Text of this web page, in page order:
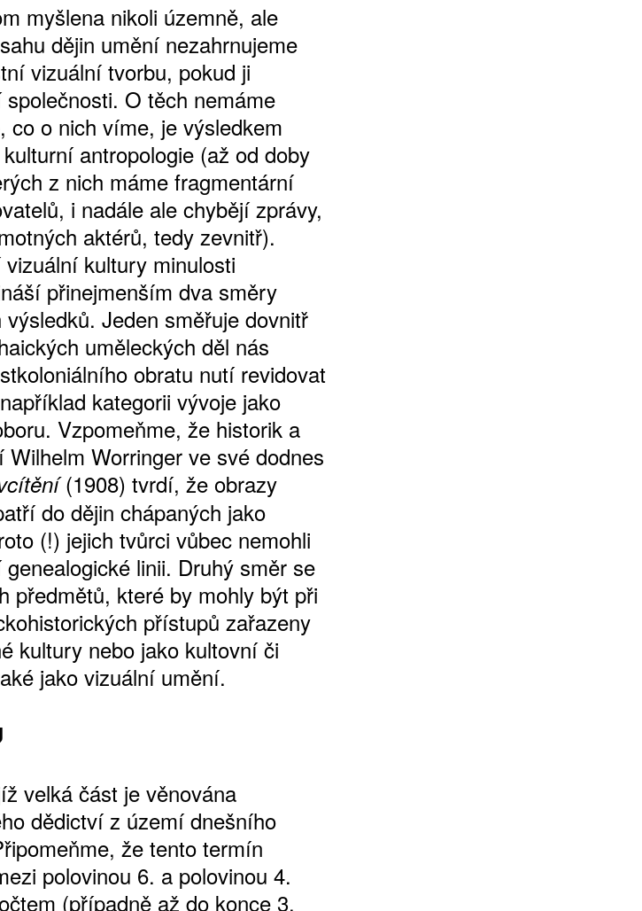
myšlena nikoli územně, ale
dějin umění nezahrnujeme
vizuální tvorbu, pokud ji
O těch nemáme
co o nich víme, je výsledkem
antropologie (až od doby
z nich máme fragmentární
i nadále ale chybějí zprávy,
aktérů, tedy zevnitř).
kultury minulosti
přinejmenším dva směry
Jeden směřuje dovnitř
uměleckých děl nás
obratu nutí revidovat
kategorii vývoje jako
Vzpomeňme, že historik a
Worringer ve své dodnes
(1908) tvrdí, že obrazy
do dějin chápaných jako
(!) jejich tvůrci vůbec nemohli
linii. Druhý směr se
předmětů, které by mohly být při
přístupů zařazeny
kultury nebo jako kultovní či
jako vizuální umění.
velká část je věnována
dědictví z území dnešního
že tento termín
polovinou 6. a polovinou 4.
(případně až do konce 3.